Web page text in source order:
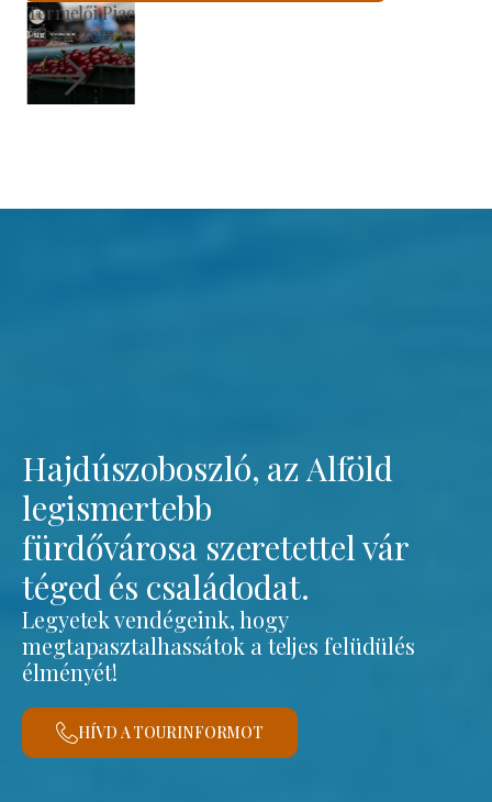
Szent László Római Katolikus Templom
Megnézem
Hajdúszoboszló, az Alföld
legismertebb
fürdővárosa szeretettel vár
téged és családodat.
Legyetek vendégeink, hogy
megtapasztalhassátok a teljes felüdülés
élményét!
HÍVD A TOURINFORMOT